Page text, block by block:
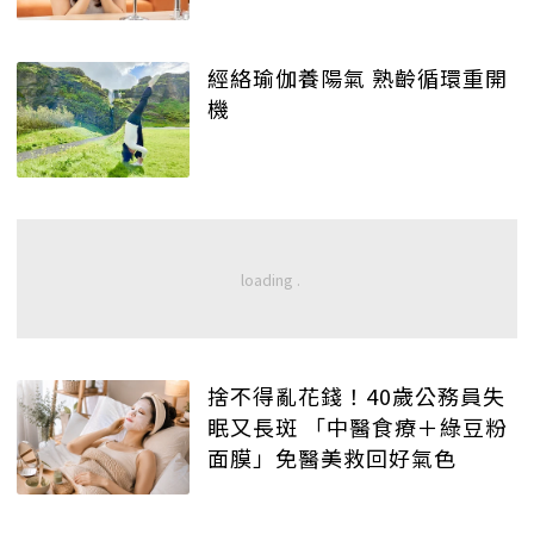
經絡瑜伽養陽氣 熟齡循環重開
機
捨不得亂花錢！40歲公務員失
眠又長斑 「中醫食療＋綠豆粉
面膜」免醫美救回好氣色